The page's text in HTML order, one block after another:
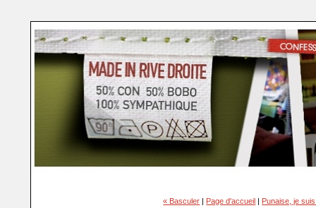
« Basculer | Page d'accueil | Punaise, je